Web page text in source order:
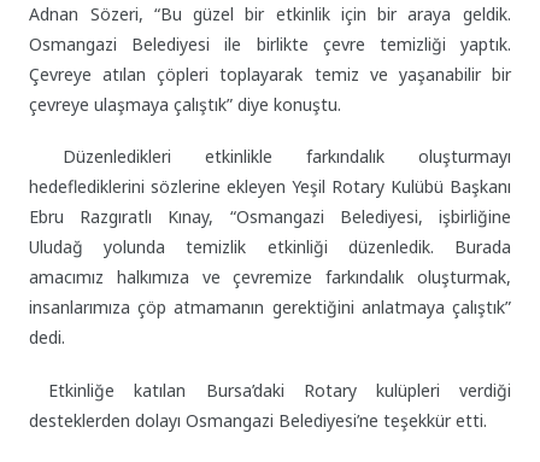
Adnan Sözeri, “Bu güzel bir etkinlik için bir araya geldik.
Osmangazi Belediyesi ile birlikte çevre temizliği yaptık.
Çevreye atılan çöpleri toplayarak temiz ve yaşanabilir bir
çevreye ulaşmaya çalıştık” diye konuştu.
Düzenledikleri etkinlikle farkındalık oluşturmayı
hedeflediklerini sözlerine ekleyen Yeşil Rotary Kulübü Başkanı
Ebru Razgıratlı Kınay, “Osmangazi Belediyesi, işbirliğine
Uludağ yolunda temizlik etkinliği düzenledik. Burada
amacımız halkımıza ve çevremize farkındalık oluşturmak,
insanlarımıza çöp atmamanın gerektiğini anlatmaya çalıştık”
dedi.
Etkinliğe katılan Bursa’daki Rotary kulüpleri verdiği
desteklerden dolayı Osmangazi Belediyesi’ne teşekkür etti.